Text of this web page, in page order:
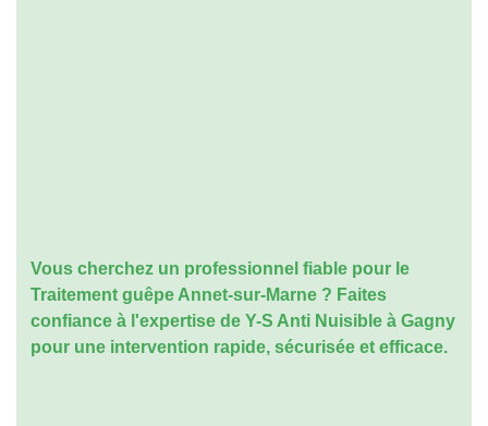
Vous cherchez un professionnel fiable pour le
Traitement guêpe Annet-sur-Marne ? Faites
confiance à l'expertise de Y-S Anti Nuisible à Gagny
pour une intervention rapide, sécurisée et efficace.